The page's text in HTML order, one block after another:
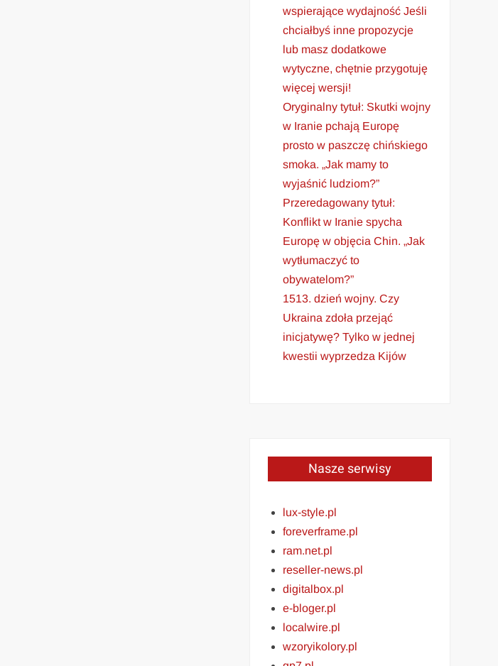
wspierające wydajność Jeśli
chciałbyś inne propozycje
lub masz dodatkowe
wytyczne, chętnie przygotuję
więcej wersji!
Oryginalny tytuł: Skutki wojny
w Iranie pchają Europę
prosto w paszczę chińskiego
smoka. „Jak mamy to
wyjaśnić ludziom?”
Przeredagowany tytuł:
Konflikt w Iranie spycha
Europę w objęcia Chin. „Jak
wytłumaczyć to
obywatelom?”
1513. dzień wojny. Czy
Ukraina zdoła przejąć
inicjatywę? Tylko w jednej
kwestii wyprzedza Kijów
Nasze serwisy
lux-style.pl
foreverframe.pl
ram.net.pl
reseller-news.pl
digitalbox.pl
e-bloger.pl
localwire.pl
wzoryikolory.pl